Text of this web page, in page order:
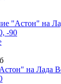
"Астон" на
-90
на Лада